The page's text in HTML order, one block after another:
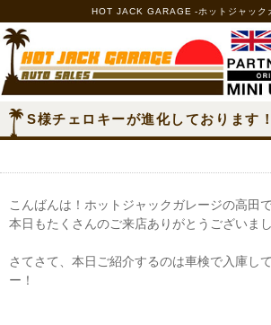
HOT JACK GARAGE -ホットジャック
S様チェロキーが進化しております！
こんばんは！ホットジャックガレージの高田
本日もたくさんのご来店ありがとうございま
さてさて、本日ご紹介するのは車検で入庫し
ー！